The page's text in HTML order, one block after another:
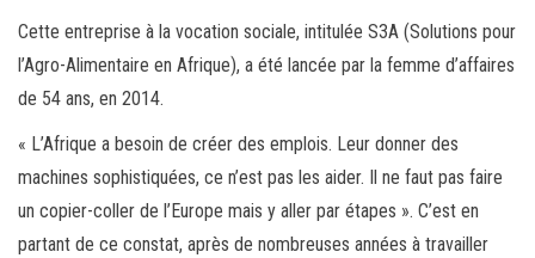
Cette entreprise à la vocation sociale, intitulée S3A (Solutions pour
l’Agro-Alimentaire en Afrique), a été lancée par la femme d’affaires
de 54 ans, en 2014.
« L’Afrique a besoin de créer des emplois. Leur donner des
machines sophistiquées, ce n’est pas les aider. Il ne faut pas faire
un copier-coller de l’Europe mais y aller par étapes ». C’est en
partant de ce constat, après de nombreuses années à travailler